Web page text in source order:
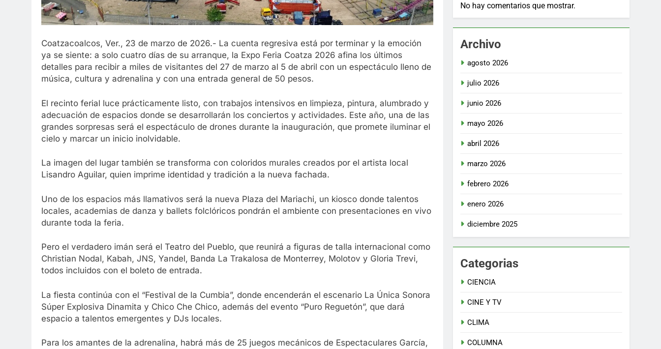
Coatzacoalcos, Ver., 23 de marzo de 2026.- La cuenta regresiva está por terminar y la emoción
ya se siente: a solo cuatro días de su arranque, la Expo Feria Coatza 2026 afina los últimos
detalles para recibir a miles de visitantes del 27 de marzo al 5 de abril con un espectáculo lleno de
música, cultura y adrenalina y con una entrada general de 50 pesos.
El recinto ferial luce prácticamente listo, con trabajos intensivos en limpieza, pintura, alumbrado y
adecuación de espacios donde se desarrollarán los conciertos y actividades. Este año, una de las
grandes sorpresas será el espectáculo de drones durante la inauguración, que promete iluminar el
cielo y marcar un inicio inolvidable.
La imagen del lugar también se transforma con coloridos murales creados por el artista local
Lisandro Aguilar, quien imprime identidad y tradición a la nueva fachada.
Uno de los espacios más llamativos será la nueva Plaza del Mariachi, un kiosco donde talentos
locales, academias de danza y ballets folclóricos pondrán el ambiente con presentaciones en vivo
durante toda la feria.
Pero el verdadero imán será el Teatro del Pueblo, que reunirá a figuras de talla internacional como
Christian Nodal, Kabah, JNS, Yandel, Banda La Trakalosa de Monterrey, Molotov y Gloria Trevi,
todos incluidos con el boleto de entrada.
La fiesta continúa con el “Festival de la Cumbia”, donde encenderán el escenario La Única Sonora
Súper Explosiva Dinamita y Chico Che Chico, además del evento “Puro Reguetón”, que dará
espacio a talentos emergentes y DJs locales.
Para los amantes de la adrenalina, habrá más de 25 juegos mecánicos de Espectaculares García,
No hay comentarios que mostrar.
Archivo
agosto 2026
julio 2026
junio 2026
mayo 2026
abril 2026
marzo 2026
febrero 2026
enero 2026
diciembre 2025
Categorias
CIENCIA
CINE Y TV
CLIMA
COLUMNA